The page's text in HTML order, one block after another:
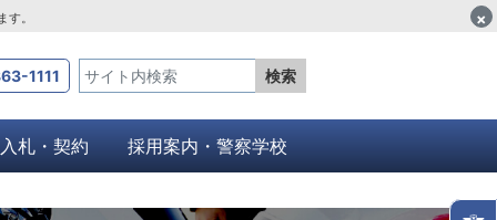
1111 検索
。 ×
入札・契約 採用案内・警察学校